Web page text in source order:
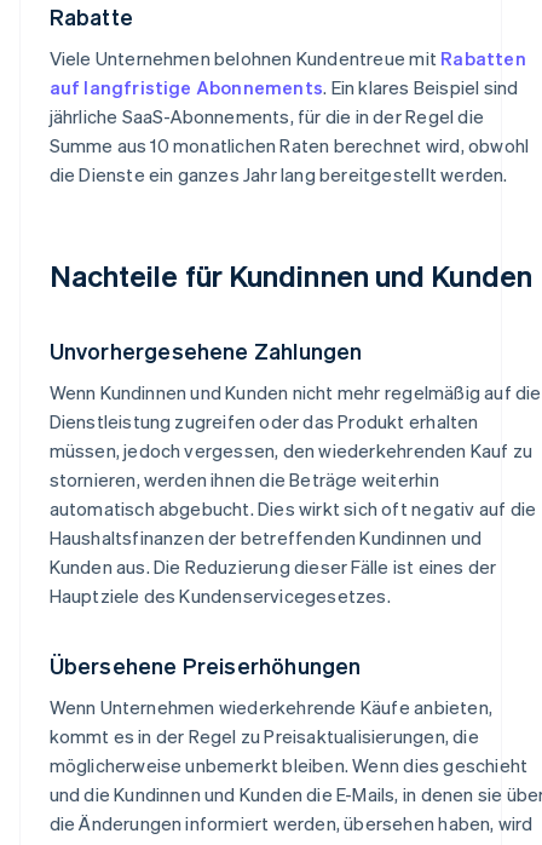
Rabatte
Viele Unternehmen belohnen Kundentreue mit Rabatten
auf langfristige Abonnements. Ein klares Beispiel sind
jährliche SaaS-Abonnements, für die in der Regel die
Summe aus 10 monatlichen Raten berechnet wird, obwohl
die Dienste ein ganzes Jahr lang bereitgestellt werden.
Nachteile für Kundinnen und Kunden
Unvorhergesehene Zahlungen
Wenn Kundinnen und Kunden nicht mehr regelmäßig auf die
Dienstleistung zugreifen oder das Produkt erhalten
müssen, jedoch vergessen, den wiederkehrenden Kauf zu
stornieren, werden ihnen die Beträge weiterhin
automatisch abgebucht. Dies wirkt sich oft negativ auf die
Haushaltsfinanzen der betreffenden Kundinnen und
Kunden aus. Die Reduzierung dieser Fälle ist eines der
Hauptziele des Kundenservicegesetzes.
Übersehene Preiserhöhungen
Wenn Unternehmen wiederkehrende Käufe anbieten,
kommt es in der Regel zu Preisaktualisierungen, die
möglicherweise unbemerkt bleiben. Wenn dies geschieht
und die Kundinnen und Kunden die E-Mails, in denen sie
die Änderungen informiert werden, übersehen haben, wird